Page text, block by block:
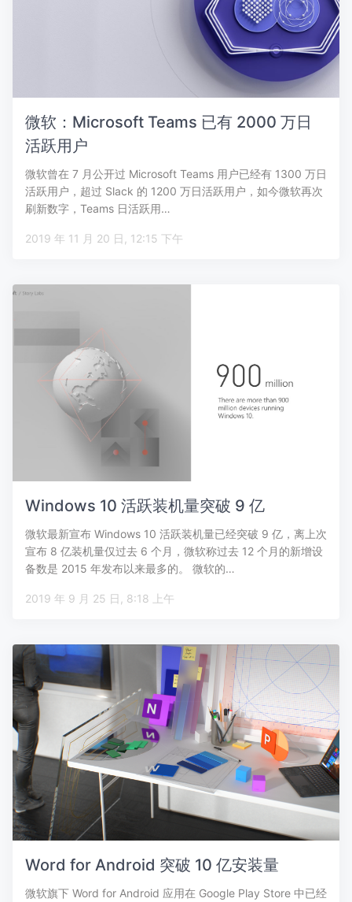
微软：Microsoft Teams 已有 2000 万日
活跃用户
微软曾在 7 月公开过 Microsoft Teams 用户已经有 1300 万日
活跃用户，超过 Slack 的 1200 万日活跃用户，如今微软再次
刷新数字，Teams 日活跃用…
2019 年 11 月 20 日, 12:15 下午
Windows 10 活跃装机量突破 9 亿
微软最新宣布 Windows 10 活跃装机量已经突破 9 亿，离上次
宣布 8 亿装机量仅过去 6 个月，微软称过去 12 个月的新增设
备数是 2015 年发布以来最多的。 微软的…
2019 年 9 月 25 日, 8:18 上午
Word for Android 突破 10 亿安装量
微软旗下 Word for Android 应用在 Google Play Store 中已经